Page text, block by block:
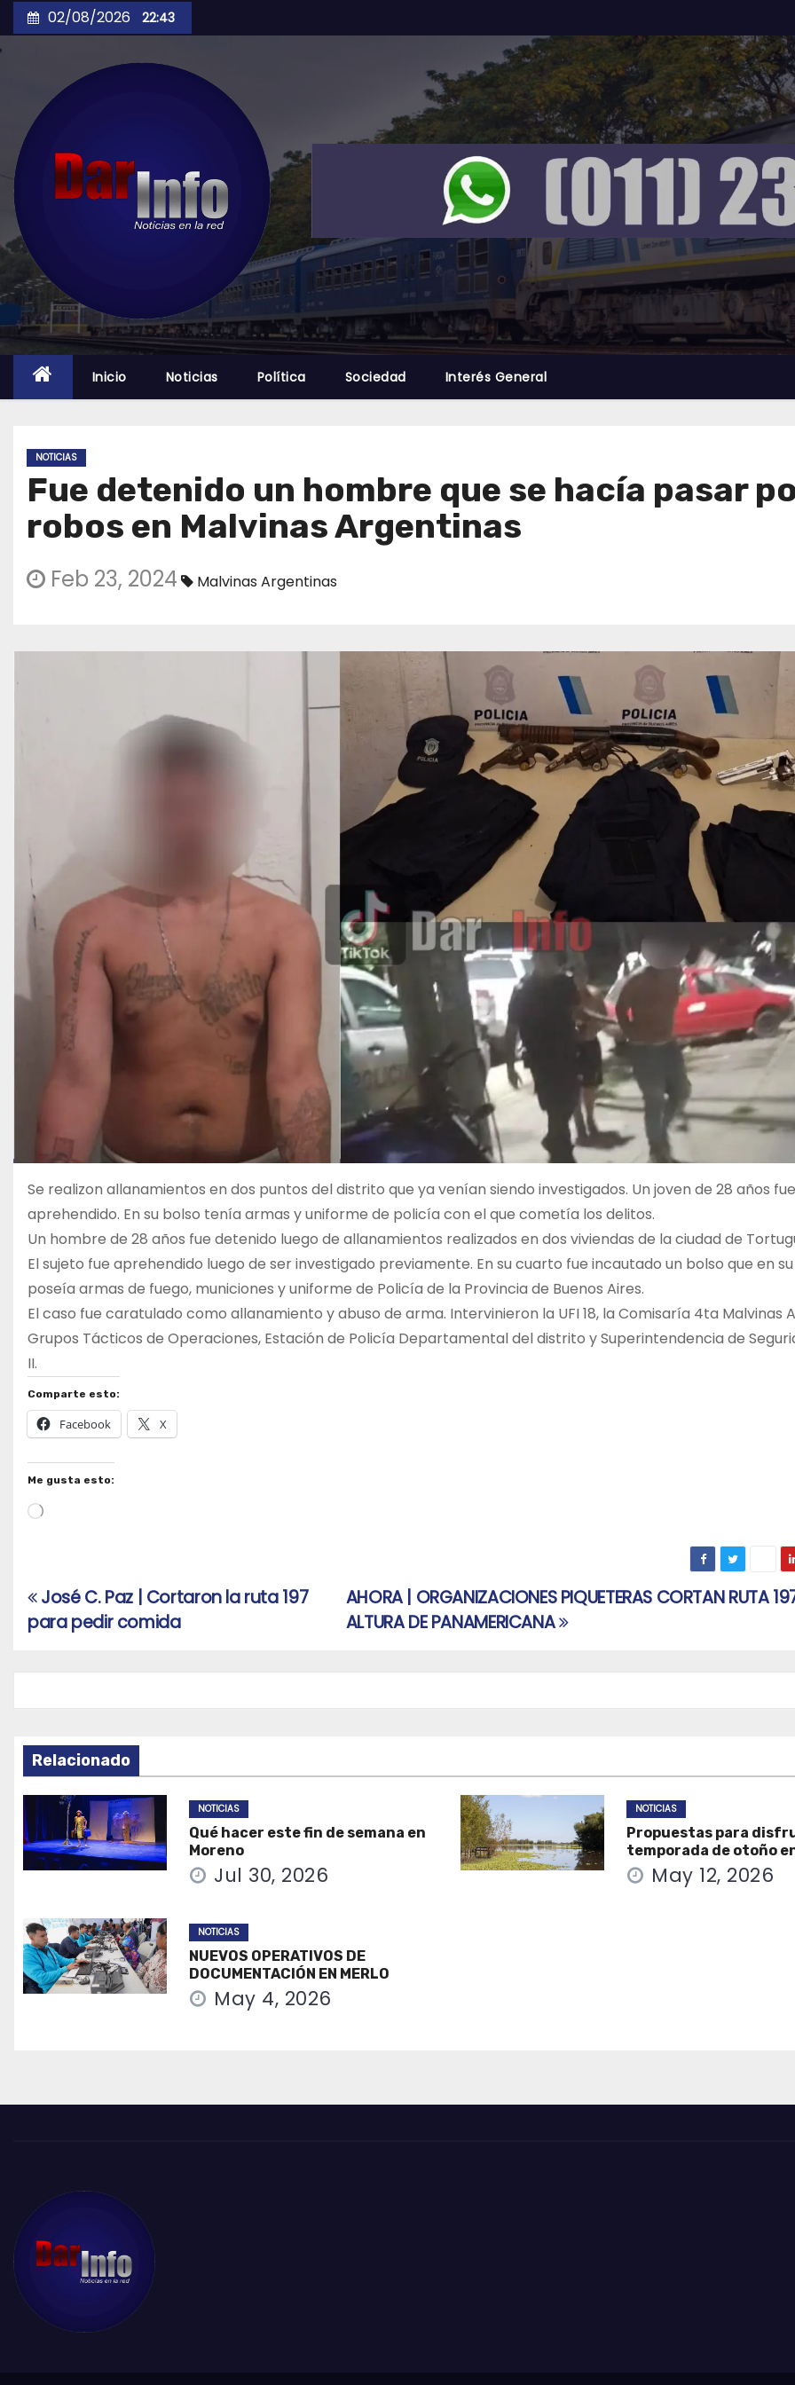
to
02/08/2026 22:43
Inicio Noticias Política Sociedad Interés General
NOTICIAS
Fue detenido un hombre que se hacía pasar
robos en Malvinas Argentinas
Feb 23, 2024 Malvinas Argentinas
Se realizon allanamientos en dos puntos del distrito que ya venían siendo investigados. Un joven de 28 años fue
aprehendido. En su bolso tenía armas y uniforme de policía con el que cometía los delitos.
Un hombre de 28 años fue detenido luego de allanamientos realizados en dos viviendas de la ciudad de
El sujeto fue aprehendido luego de ser investigado previamente. En su cuarto fue incautado un bolso que en
poseía armas de fuego, municiones y uniforme de Policía de la Provincia de Buenos Aires.
El caso fue caratulado como allanamiento y abuso de arma. Intervinieron la UFI 18, la Comisaría 4ta Malvinas
Grupos Tácticos de Operaciones, Estación de Policía Departamental del distrito y Superintendencia de
II.
Comparte esto:
Facebook X
Me gusta esto:
Cargando...
Navegación
de
AHORA | ORGANIZACIONES PIQUETERAS CORTAN RUTA
ALTURA DE PANAMERICANA
José C. Paz | Cortaron la ruta 197
para pedir comida
Relacionado
NOTICIAS
Qué hacer este fin de semana en
Moreno
Jul 30, 2026
NOTICIAS
Propuestas para
temporada de otoño
May 12, 2026
NOTICIAS
NUEVOS OPERATIVOS DE
DOCUMENTACIÓN EN MERLO
May 4, 2026